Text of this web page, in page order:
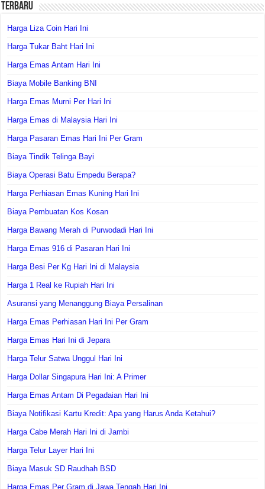
Terbaru
Harga Liza Coin Hari Ini
Harga Tukar Baht Hari Ini
Harga Emas Antam Hari Ini
Biaya Mobile Banking BNI
Harga Emas Murni Per Hari Ini
Harga Emas di Malaysia Hari Ini
Harga Pasaran Emas Hari Ini Per Gram
Biaya Tindik Telinga Bayi
Biaya Operasi Batu Empedu Berapa?
Harga Perhiasan Emas Kuning Hari Ini
Biaya Pembuatan Kos Kosan
Harga Bawang Merah di Purwodadi Hari Ini
Harga Emas 916 di Pasaran Hari Ini
Harga Besi Per Kg Hari Ini di Malaysia
Harga 1 Real ke Rupiah Hari Ini
Asuransi yang Menanggung Biaya Persalinan
Harga Emas Perhiasan Hari Ini Per Gram
Harga Emas Hari Ini di Jepara
Harga Telur Satwa Unggul Hari Ini
Harga Dollar Singapura Hari Ini: A Primer
Harga Emas Antam Di Pegadaian Hari Ini
Biaya Notifikasi Kartu Kredit: Apa yang Harus Anda Ketahui?
Harga Cabe Merah Hari Ini di Jambi
Harga Telur Layer Hari Ini
Biaya Masuk SD Raudhah BSD
Harga Emas Per Gram di Jawa Tengah Hari Ini